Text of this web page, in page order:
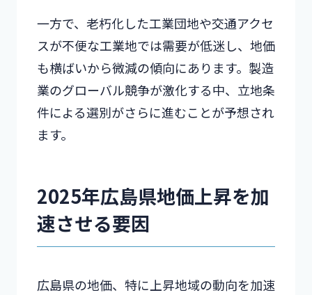
一方で、老朽化した工業団地や交通アクセ
スが不便な工業地では需要が低迷し、地価
も横ばいから微減の傾向にあります。製造
業のグローバル競争が激化する中、立地条
件による選別がさらに進むことが予想され
ます。
2025年広島県地価上昇を加
速させる要因
広島県の地価、特に上昇地域の動向を加速